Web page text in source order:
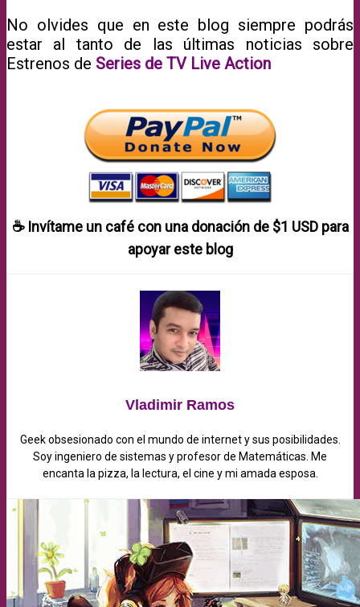
No olvides que en este blog siempre podrás
estar al tanto de las últimas noticias sobre
Estrenos de Series de TV Live Action
☕ Invítame un café con una donación de $1 USDpara
apoyar este blog
Vladimir Ramos
Geek obsesionado con el mundo de internet y sus posibilidades.
Soy ingeniero de sistemas y profesor de Matemáticas. Me
encanta la pizza, la lectura, el cine y mi amada esposa.